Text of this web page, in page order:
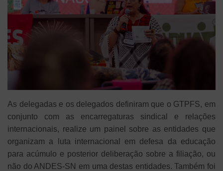
As delegadas e os delegados definiram que o GTPFS, em
conjunto com as encarregaturas sindical e relações
internacionais, realize um painel sobre as entidades que
organizam a luta internacional em defesa da educação
para acúmulo e posterior deliberação sobre a filiação, ou
não do ANDES-SN em uma destas entidades. Também foi